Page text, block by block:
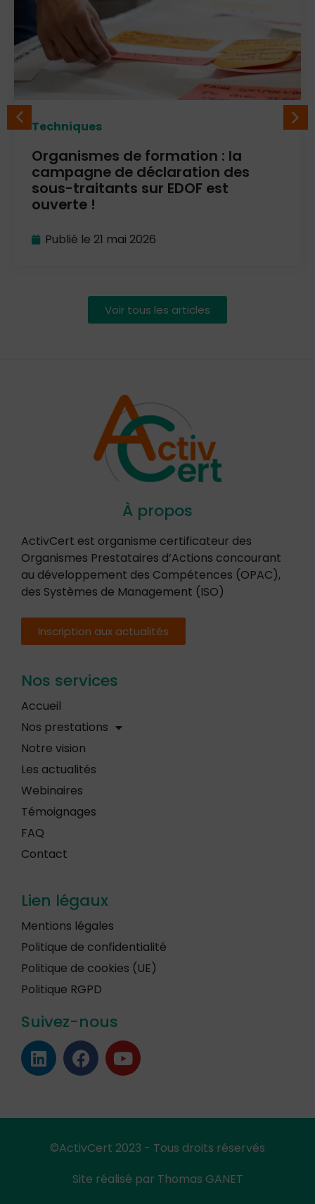
Techniques
Organismes de formation : la
campagne de déclaration des
sous-traitants sur EDOF est
ouverte !
Publié le 21 mai 2026
Voir tous les articles
À propos
ActivCert est organisme certificateur des
Organismes Prestataires d’Actions concourant
au développement des Compétences (OPAC),
des Systèmes de Management (ISO)
Inscription aux actualités
Nos services
Accueil
Nos prestations
Notre vision
Les actualités
Webinaires
Témoignages
FAQ
Contact
Lien légaux
Mentions légales
Politique de confidentialité
Politique de cookies (UE)
Politique RGPD
Suivez-nous
©ActivCert 2023 - Tous droits réservés
Site réalisé par Thomas GANET